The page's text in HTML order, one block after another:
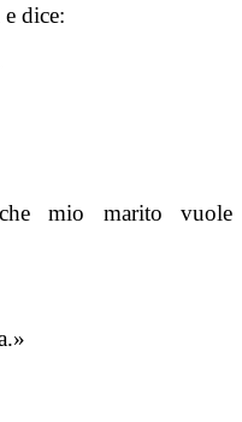
dice:
mio marito vuole